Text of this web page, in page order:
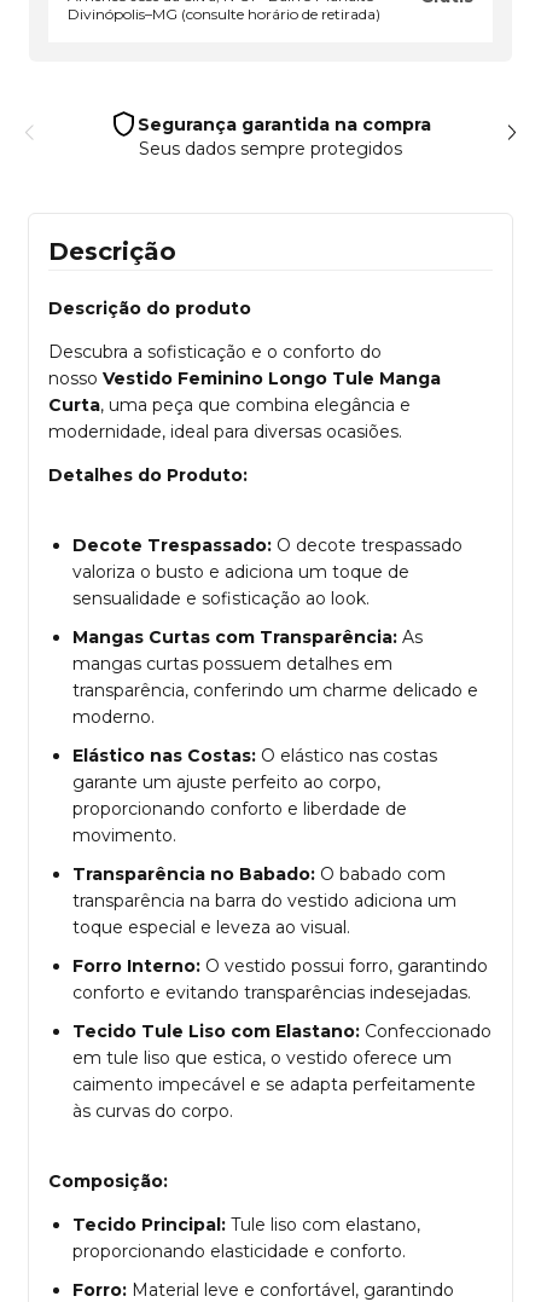
Divinópolis–MG (consulte horário de retirada)
Segurança garantida na compra
Seus dados sempre protegidos
Descrição
Descrição do produto
Descubra a sofisticação e o conforto do
nosso Vestido Feminino Longo Tule Manga
Curta, uma peça que combina elegância e
modernidade, ideal para diversas ocasiões.
Detalhes do Produto:
Decote Trespassado: O decote trespassado
valoriza o busto e adiciona um toque de
sensualidade e sofisticação ao look.
Mangas Curtas com Transparência: As
mangas curtas possuem detalhes em
transparência, conferindo um charme delicado e
moderno.
Elástico nas Costas: O elástico nas costas
garante um ajuste perfeito ao corpo,
proporcionando conforto e liberdade de
movimento.
Transparência no Babado: O babado com
transparência na barra do vestido adiciona um
toque especial e leveza ao visual.
Forro Interno: O vestido possui forro, garantindo
conforto e evitando transparências indesejadas.
Tecido Tule Liso com Elastano: Confeccionado
em tule liso que estica, o vestido oferece um
caimento impecável e se adapta perfeitamente
às curvas do corpo.
Composição:
Tecido Principal: Tule liso com elastano,
proporcionando elasticidade e conforto.
Forro: Material leve e confortável, garantindo